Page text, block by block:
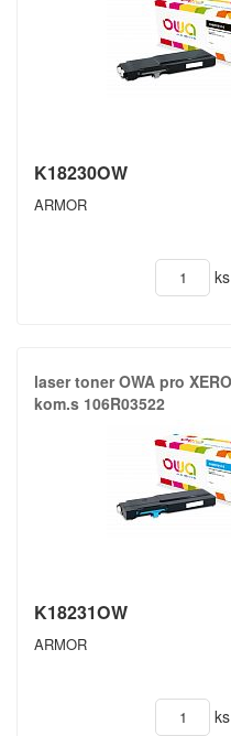
K18230OW
ARMOR
ks
laser toner OWA pro
kom.​s 106R03522
K18231OW
ARMOR
ks